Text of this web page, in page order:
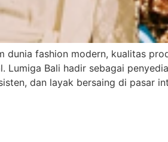
fashion modern, kualitas
Bali hadir sebagai
dan layak bersaing di pasar